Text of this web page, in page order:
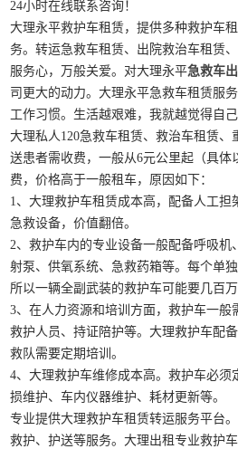
24小时在线联系咨询！
大理永平救护车租赁，提供多种救护车
务。转运急救车租赁、出院救治车租赁
服务心，万般关爱。对大理永平急救车
司更大的动力。大理永平急救车租赁服
工作习惯。生活越艰难，我就越觉得自
大理私人120急救车租赁、救治车租赁
送患者需收费，一般从6元公里起（具体
费，价格高于一般租车，原因如下：
1、大理救护车租赁成本高，配备人工担
急救设备，价值翻倍。
2、救护车内的专业设备一般配备呼吸机
射泵、供氧系统、急救药箱等。每个单
所以一辆全副武装的救护车可能要几百万
3、在人力资源和培训方面，救护车一般
救护人员、持证陪护等。大理救护车配
救队需要定期培训。
4、大理救护车维修成本高。救护车必须
损维护、车内仪器维护、耗材更新等。
专业提供大理救护车租赁转运服务平台
救护、护送等服务。大理出租专业救护